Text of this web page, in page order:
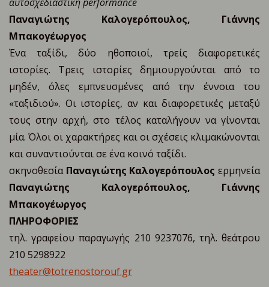
Παναγιώτης Καλογερόπουλος, Γιάννης
Μπακογέωργος
Ένα ταξίδι, δύο ηθοποιοί, τρείς διαφορετικές
ιστορίες. Τρεις ιστορίες δημιουργούνται από το
μηδέν, όλες εμπνευσμένες από την έννοια του
«ταξιδιού». Οι ιστορίες, αν και διαφορετικές μεταξύ
τους στην αρχή, στο τέλος καταλήγουν να γίνονται
μία. Όλοι οι χαρακτήρες και οι σχέσεις κλιμακώνονται
και συναντιούνται σε ένα κοινό ταξίδι.
σκηνοθεσία Παναγιώτης Καλογερόπουλος ερμηνεία
Παναγιώτης Καλογερόπουλος, Γιάννης
Μπακογέωργος
ΠΛΗΡΟΦΟΡΙΕΣ
τηλ. γραφείου παραγωγής 210 9237076, τηλ. θεάτρου
210 5298922
theater@totrenostorouf.gr